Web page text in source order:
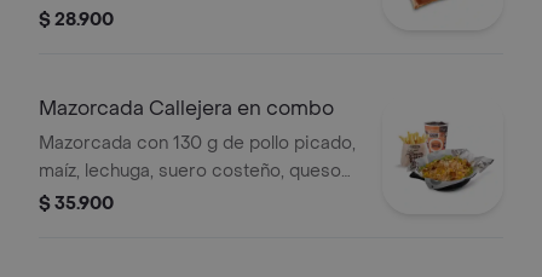
picada, salsa blanca, salsa de tomate
PET
$ 28.900
Mazorcada Callejera en combo
Mazorcada con 130 g de pollo picado,
maíz, lechuga, suero costeño, queso
costeño, salsa BBQ, salsa Corral,
$ 35.900